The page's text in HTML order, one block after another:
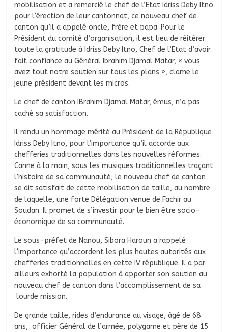
mobilisation et a remercié le chef de l’Etat Idriss Deby Itno
pour l’érection de leur cantonnat, ce nouveau chef de
canton qu’il a appelé oncle, frère et papa. Pour le
Président du comité d’organisation, il est lieu de réitérer
toute la gratitude à Idriss Deby Itno, Chef de l’Etat d’avoir
fait confiance au Général Ibrahim Djamal Matar, « vous
avez tout notre soutien sur tous les plans », clame le
jeune président devant les micros.
Le chef de canton IBrahim Djamal Matar, émus, n’a pas
caché sa satisfaction.
Il rendu un hommage mérité au Président de la République
Idriss Deby Itno, pour l’importance qu’il accorde aux
chefferies traditionnelles dans les nouvelles réformes.
Canne à la main, sous les musiques traditionnelles traçant
l’histoire de sa communauté, le nouveau chef de canton
se dit satisfait de cette mobilisation de taille, au nombre
de laquelle, une forte Délégation venue de Fachir au
Soudan. Il promet de s’investir pour le bien être socio-
économique de sa communauté.
Le sous-préfet de Nanou, Sibora Haroun a rappelé
l’importance qu’accordent les plus hautes autorités aux
chefferies traditionnelles en cette IV république. Il a par
ailleurs exhorté la population à apporter son soutien au
nouveau chef de canton dans l’accomplissement de sa
lourde mission.
De grande taille, rides d’endurance au visage, âgé de 68
ans, officier Général de l’armée, polygame et père de 15